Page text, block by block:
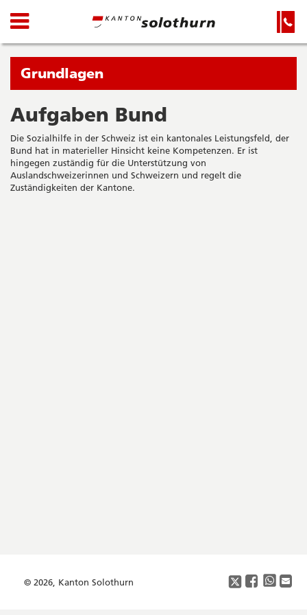
Kanton
Solothurn
Wichtige
Seiten
Startseite
Hauptnavigation
Inhalt
Sitemap
Suche
Navigation
und
Suche
Navigation
Sie
befinden
sich
gerade
in:
Grundlagen
Aufgaben Bund
Die Sozialhilfe in der Schweiz ist ein kantonales Leistungsfeld, der
Bund hat in materieller Hinsicht keine Kompetenzen. Er ist
hingegen zuständig für die Unterstützung von
Auslandschweizerinnen und Schweizern und regelt die
Zuständigkeiten der Kantone.
© 2026, Kanton Solothurn